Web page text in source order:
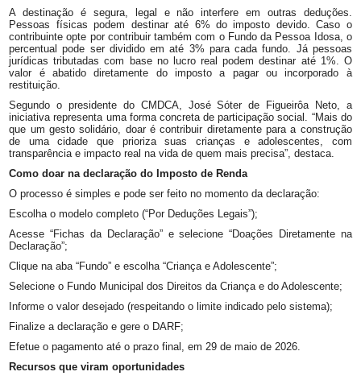
A destinação é segura, legal e não interfere em outras deduções.
Pessoas físicas podem destinar até 6% do imposto devido. Caso o
contribuinte opte por contribuir também com o Fundo da Pessoa Idosa, o
percentual pode ser dividido em até 3% para cada fundo. Já pessoas
jurídicas tributadas com base no lucro real podem destinar até 1%. O
valor é abatido diretamente do imposto a pagar ou incorporado à
restituição.
Segundo o presidente do CMDCA, José Sóter de Figueirôa Neto, a
iniciativa representa uma forma concreta de participação social. “Mais do
que um gesto solidário, doar é contribuir diretamente para a construção
de uma cidade que prioriza suas crianças e adolescentes, com
transparência e impacto real na vida de quem mais precisa”, destaca.
Como doar na declaração do Imposto de Renda
O processo é simples e pode ser feito no momento da declaração:
Escolha o modelo completo (“Por Deduções Legais”);
Acesse “Fichas da Declaração” e selecione “Doações Diretamente na
Declaração”;
Clique na aba “Fundo” e escolha “Criança e Adolescente”;
Selecione o Fundo Municipal dos Direitos da Criança e do Adolescente;
Informe o valor desejado (respeitando o limite indicado pelo sistema);
Finalize a declaração e gere o DARF;
Efetue o pagamento até o prazo final, em 29 de maio de 2026.
Recursos que viram oportunidades